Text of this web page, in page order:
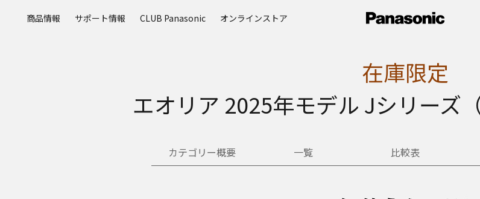
商品情報 サポート情報 CLUB Panasonic オンラインストア
在庫限定
エオリア 2025年モデル Jシリーズ
カテゴリー概要 一覧 比較表